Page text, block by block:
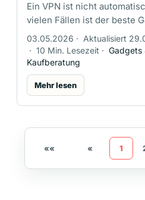
Ein VPN ist nicht
vielen Fällen ist der beste
kein VPN: Eine
naher Gameserver, …
03.05.2026 · Aktualisiert
· 10 Min. Lesezeit · Gadgets
Kaufberatung
Mehr lesen
«« « 1